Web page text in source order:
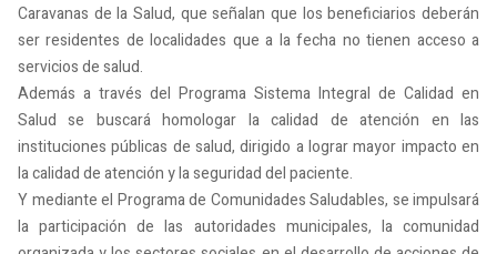
Caravanas de la Salud, que señalan que los beneficiarios deberán
ser residentes de localidades que a la fecha no tienen acceso a
servicios de salud.
Además a través del Programa Sistema Integral de Calidad en
Salud se buscará homologar la calidad de atención en las
instituciones públicas de salud, dirigido a lograr mayor impacto en
la calidad de atención y la seguridad del paciente.
Y mediante el Programa de Comunidades Saludables, se impulsará
la participación de las autoridades municipales, la comunidad